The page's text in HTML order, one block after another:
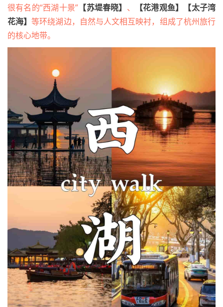
很有名的“西湖十景” 【苏堤春晓】 、
【花港观鱼】【太子湾
花海】等环绕湖边，自然与人文相互映衬，组成了杭州旅行
的核心地带。